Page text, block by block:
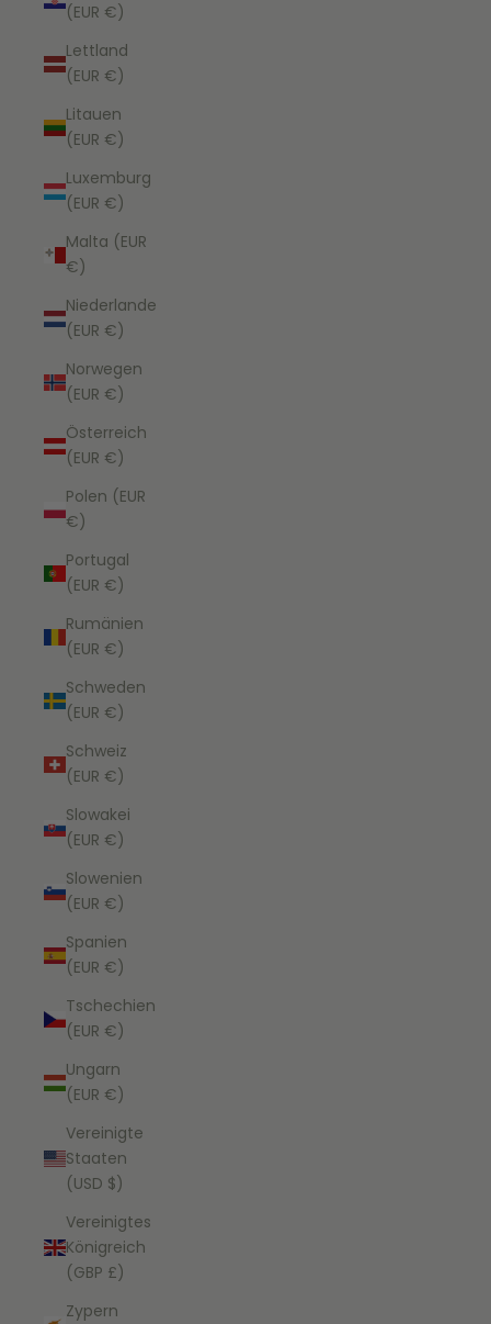
(EUR €)
Lettland
(EUR €)
Litauen
(EUR €)
Luxemburg
(EUR €)
Malta (EUR
€)
Niederlande
(EUR €)
Norwegen
(EUR €)
Österreich
(EUR €)
Polen (EUR
€)
Portugal
(EUR €)
Rumänien
(EUR €)
Schweden
(EUR €)
Schweiz
(EUR €)
Slowakei
(EUR €)
Slowenien
(EUR €)
Spanien
(EUR €)
Tschechien
(EUR €)
Ungarn
(EUR €)
Vereinigte
Staaten
(USD $)
Vereinigtes
Königreich
(GBP £)
Zypern